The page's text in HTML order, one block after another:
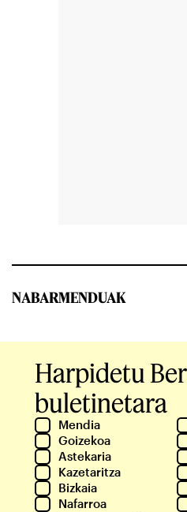
NABARMENDUAK
Harpidetu
buletinetara
Mendia
Goizekoa
Astekaria
Kazetaritza
Bizkaia
Nafarroa